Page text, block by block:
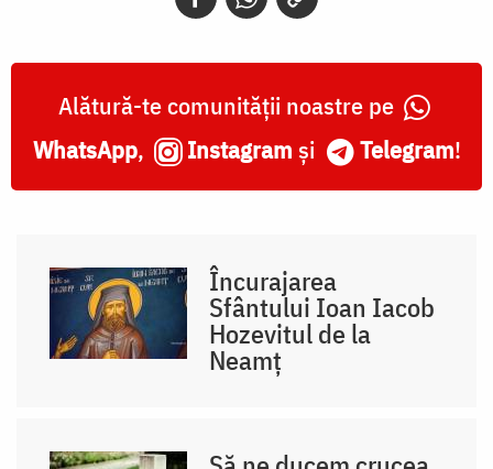
Alătură-te comunității noastre pe
WhatsApp, Instagram și Telegram!
Încurajarea
Sfântului Ioan Iacob
Hozevitul de la
Neamț